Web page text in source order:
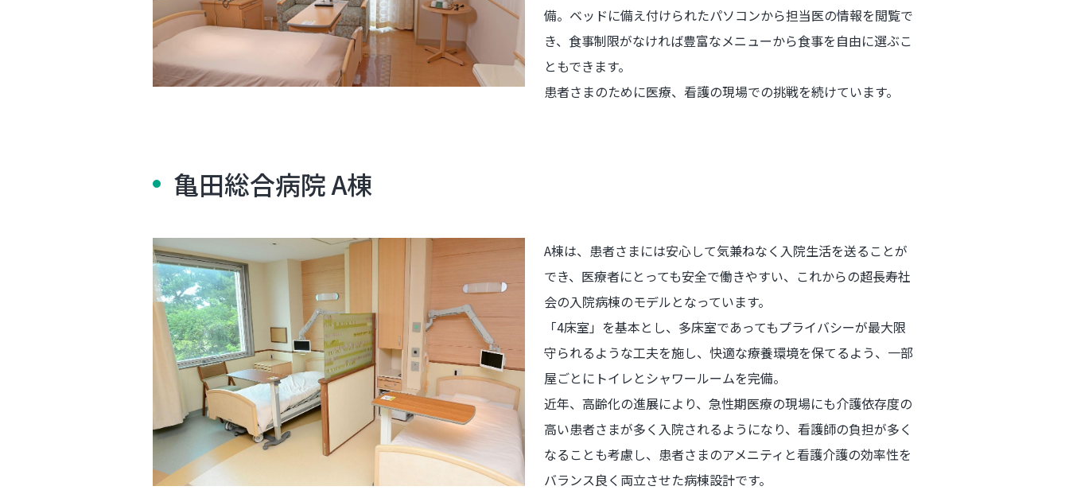
備。ベッドに備え付けられたパソコンから担当医の情報を閲覧で
き、食事制限がなければ豊富なメニューから食事を自由に選ぶこ
ともできます。
患者さまのために医療、看護の現場での挑戦を続けています。
亀田総合病院 A棟
A棟は、患者さまには安心して気兼ねなく入院生活を送ることが
でき、医療者にとっても安全で働きやすい、これからの超長寿社
会の入院病棟のモデルとなっています。
「4床室」を基本とし、多床室であってもプライバシーが最大限
守られるような工夫を施し、快適な療養環境を保てるよう、一部
屋ごとにトイレとシャワールームを完備。
近年、高齢化の進展により、急性期医療の現場にも介護依存度の
高い患者さまが多く入院されるようになり、看護師の負担が多く
なることも考慮し、患者さまのアメニティと看護介護の効率性を
バランス良く両立させた病棟設計です。